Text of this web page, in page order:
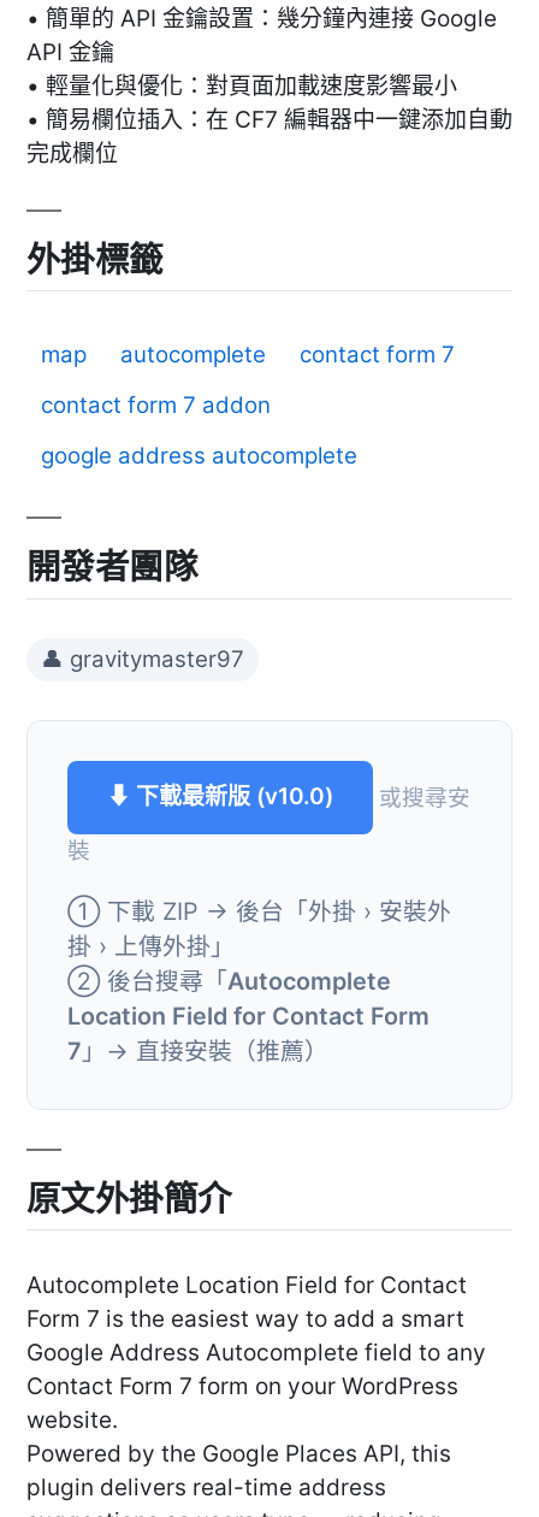
• 簡單的 API 金鑰設置：幾分鐘內連接 Google
API 金鑰
• 輕量化與優化：對頁面加載速度影響最小
• 簡易欄位插入：在 CF7 編輯器中一鍵添加自動
完成欄位
外掛標籤
map autocomplete
contact form 7
contact form 7 addon
google address autocomplete
開發者團隊
👤 gravitymaster97
⬇ 下載最新版 (v10.0)
或搜尋安
裝
① 下載 ZIP → 後台「外掛 › 安裝外
掛 › 上傳外掛」
② 後台搜尋「Autocomplete
Location Field for Contact Form
7 」→ 直接安裝（推薦）
原文外掛簡介
Autocomplete Location Field for Contact
Form 7 is the easiest way to add a smart
Google Address Autocomplete field to any
Contact Form 7 form on your WordPress
website.
Powered by the Google Places API, this
plugin delivers real-time address